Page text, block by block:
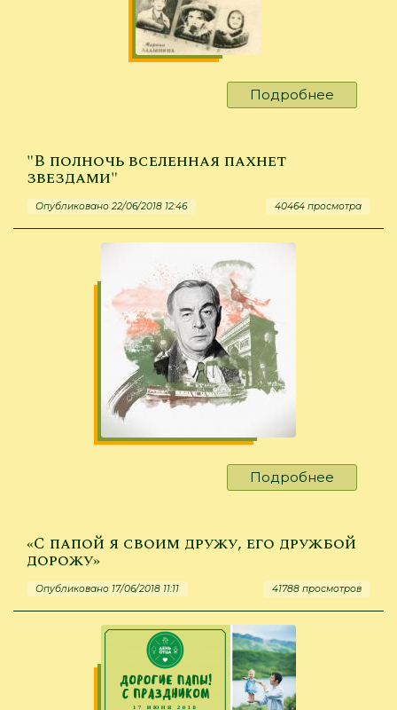
Подробнее
«Слава
"В полночь вселенная пахнет
звездами"
Опубликовано 22/06/2018 12:46 40464 просмотра
Подробнее
"В
«С папой я своим дружу, его дружбой
дорожу»
Опубликовано 17/06/2018 11:11 41788 просмотров